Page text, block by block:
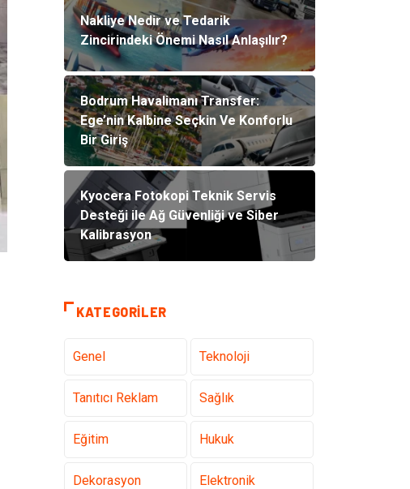
Nakliye Nedir ve Tedarik
Zincirindeki Önemi Nasıl Anlaşılır?
Bodrum Havalimanı Transfer:
Ege’nin Kalbine Seçkin Ve Konforlu
Bir Giriş
Kyocera Fotokopi Teknik Servis
Desteği ile Ağ Güvenliği ve Siber
Kalibrasyon
KATEGORILER
Genel Teknoloji
Tanıtıcı Reklam Sağlık
Eğitim Hukuk
Dekorasyon Elektronik